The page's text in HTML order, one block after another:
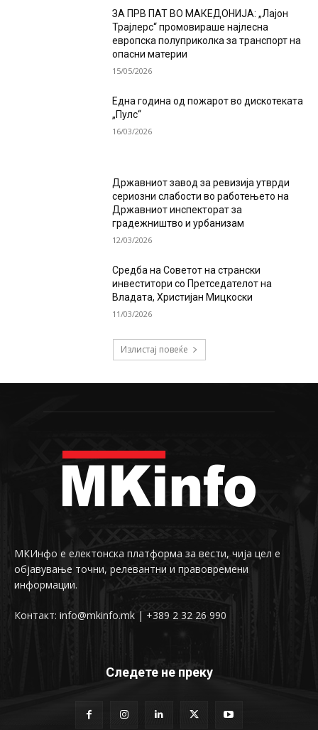
ЗА ПРВ ПАТ ВО МАКЕДОНИЈА: „Лајон
Трајлерс“ промовираше најлесна
европска полуприколка за транспорт на
опасни материи
15/05/2026
Една година од пожарот во дискотеката
„Пулс“
16/03/2026
Државниот завод за ревизија утврди
сериозни слабости во работењето на
Државниот инспекторат за
градежништво и урбанизам
12/03/2026
Средба на Советот на странски
инвеститори со Претседателот на
Владата, Христијан Мицкоски
11/03/2026
Излистај повеќе
МКИнфо е електонска платформа за вести, чија цел е
објавување точни, релевантни и правовремени
информации.
Контакт: info@mkinfo.mk | +389 2 32 26 990
Следете не преку